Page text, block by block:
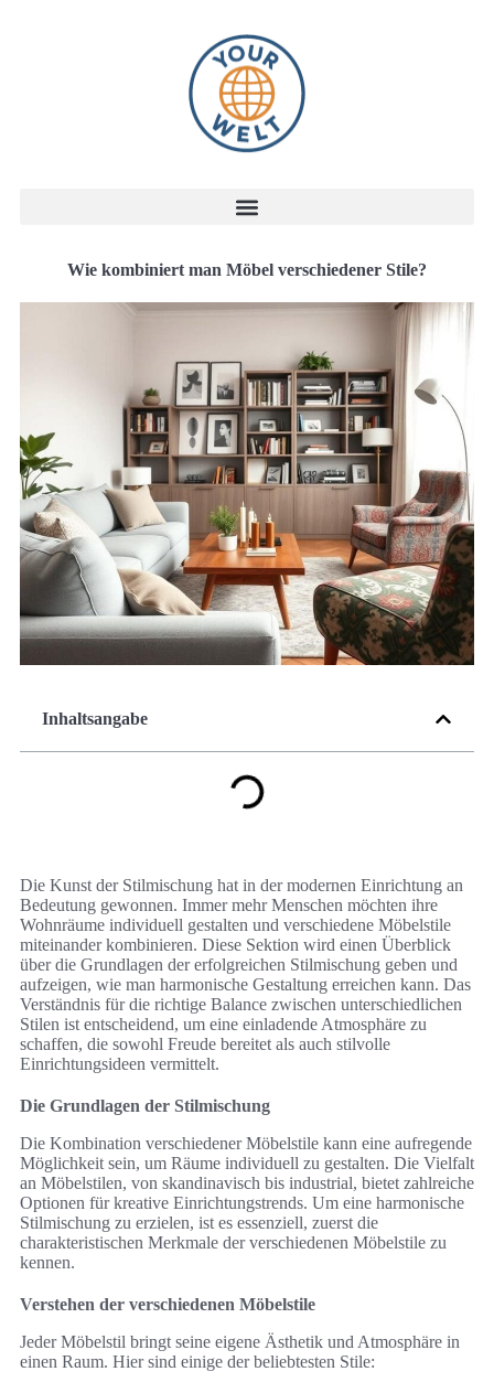
Wie kombiniert man Möbel verschiedener Stile?
Inhaltsangabe
Die Kunst der Stilmischung hat in der modernen Einrichtung an
Bedeutung gewonnen. Immer mehr Menschen möchten ihre
Wohnräume individuell gestalten und verschiedene Möbelstile
miteinander kombinieren. Diese Sektion wird einen Überblick
über die Grundlagen der erfolgreichen Stilmischung geben und
aufzeigen, wie man harmonische Gestaltung erreichen kann. Das
Verständnis für die richtige Balance zwischen unterschiedlichen
Stilen ist entscheidend, um eine einladende Atmosphäre zu
schaffen, die sowohl Freude bereitet als auch stilvolle
Einrichtungsideen vermittelt.
Die Grundlagen der Stilmischung
Die Kombination verschiedener Möbelstile kann eine aufregende
Möglichkeit sein, um Räume individuell zu gestalten. Die Vielfalt
an Möbelstilen, von skandinavisch bis industrial, bietet zahlreiche
Optionen für kreative Einrichtungstrends. Um eine harmonische
Stilmischung zu erzielen, ist es essenziell, zuerst die
charakteristischen Merkmale der verschiedenen Möbelstile zu
kennen.
Verstehen der verschiedenen Möbelstile
Jeder Möbelstil bringt seine eigene Ästhetik und Atmosphäre in
einen Raum. Hier sind einige der beliebtesten Stile: